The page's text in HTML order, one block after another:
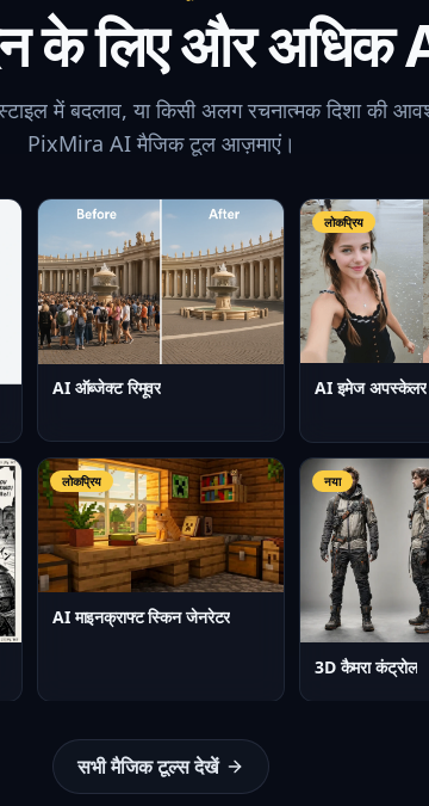
के लिए और अधिक
में बदलाव, या किसी अलग रचनात्मक दिशा की
PixMira AI मैजिक टूल आज़माएं।
AI ऑब्जेक्ट रिमूवर
लोकप्रिय
AI इमेज अपस्केलर
लोकप्रिय
AI माइनक्राफ्ट स्किन जेनरेटर
नया
3D कैमरा कंट्रोल
सभी मैजिक टूल्स देखें